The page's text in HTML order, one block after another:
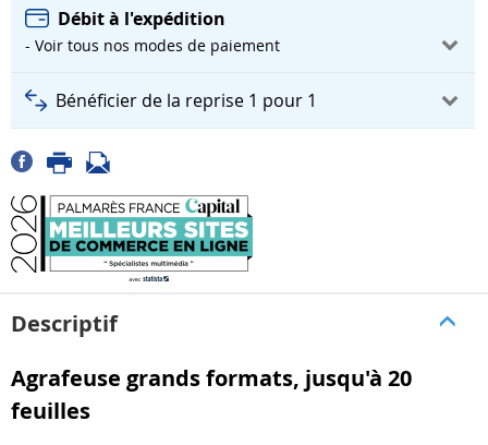
Débit à l'expédition
- Voir tous nos modes de paiement
Bénéficier de la reprise 1 pour 1
Descriptif
Agrafeuse grands formats, jusqu'à 20
feuilles